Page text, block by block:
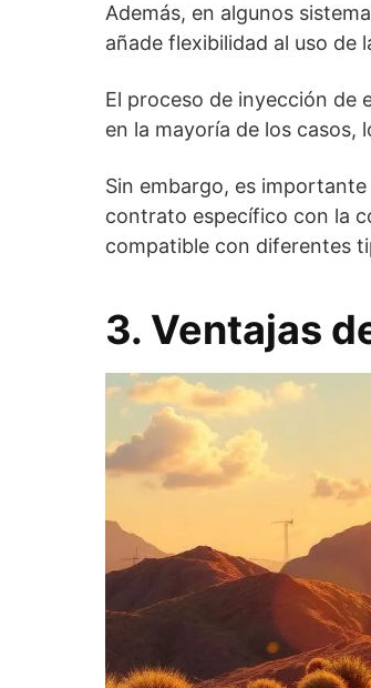
Además, en algunos
añade flexibilidad al uso de
El proceso de inyección de
en la mayoría de los casos,
Sin embargo, es
contrato específico con la
compatible con diferentes
3. Ventajas